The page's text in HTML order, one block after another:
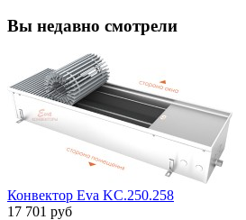
Вы недавно смотрели
Конвектор Eva KC.250.258
17 701 руб